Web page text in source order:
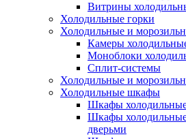
Витрины
Холодильные горки
Холодильные и
Камеры
Моноблоки
Сплит-системы
Холодильные и
Холодильные шкафы
Шкафы холодильные
Шкафы
дверьми